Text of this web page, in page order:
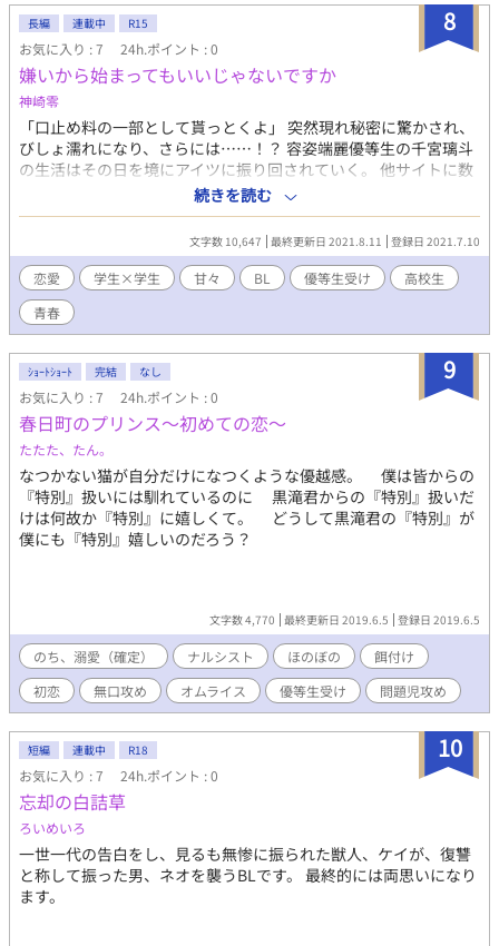
8
長編 連載中 R15
お気に入り : 7 24h.ポイント : 0
嫌いから始まってもいいじゃないですか
神崎零
「口止め料の一部として貰っとくよ」 突然現れ秘密に驚かされ、
びしょ濡れになり、さらには……！？ 容姿端麗優等生の千宮璃斗
の生活はその日を境にアイツに振り回されていく。 他サイトに数
年前執筆並びに投稿させて頂いてました。 PCからの投稿がなかな
か出来ず、改めてリメイクしてこちらで投稿させて頂きます。
続きを読む
文字数 10,647 最終更新日 2021.8.11 登録日 2021.7.10
恋愛 学生×学生 甘々 BL 優等生受け
高校生
青春
9
ｼｮｰﾄｼｮｰﾄ 完結 なし
お気に入り : 7 24h.ポイント : 0
春日町のプリンス〜初めての恋〜
たたた、たん。
なつかない猫が自分だけになつくような優越感。 僕は皆からの
『特別』扱いには馴れているのに 黒滝君からの『特別』扱いだ
けは何故か『特別』に嬉しくて。 どうして黒滝君の『特別』が
僕にも『特別』嬉しいのだろう？
文字数 4,770 最終更新日 2019.6.5 登録日 2019.6.5
のち、溺愛（確定） ナルシスト ほのぼの
餌付け
初恋
無口攻め オムライス 優等生受け 問題児攻め
10
短編 連載中 R18
お気に入り : 7 24h.ポイント : 0
忘却の白詰草
ろいめいろ
一世一代の告白をし、見るも無惨に振られた獣人、ケイが、復讐
と称して振った男、ネオを襲うBLです。 最終的には両思いになり
ます。